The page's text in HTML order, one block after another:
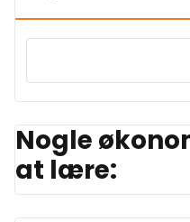
Nogle
at lære: